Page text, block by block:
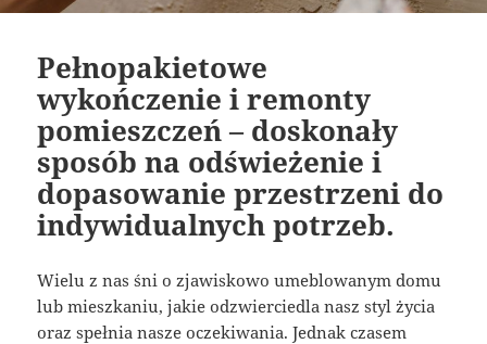
Pełnopakietowe
wykończenie i remonty
pomieszczeń – doskonały
sposób na odświeżenie i
dopasowanie przestrzeni do
indywidualnych potrzeb.
Wielu z nas śni o zjawiskowo umeblowanym domu
lub mieszkaniu, jakie odzwierciedla nasz styl życia
oraz spełnia nasze oczekiwania. Jednak czasem